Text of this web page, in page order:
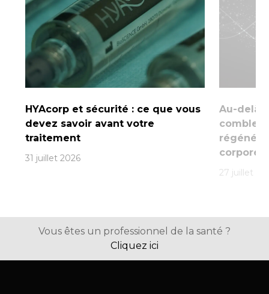
HYAcorp et sécurité : ce que vous
devez savoir avant votre
traitement
31 juillet 2026
Au-delà
corporel
27 juillet
Vous êtes un professionnel de la santé ?
Cliquez ici